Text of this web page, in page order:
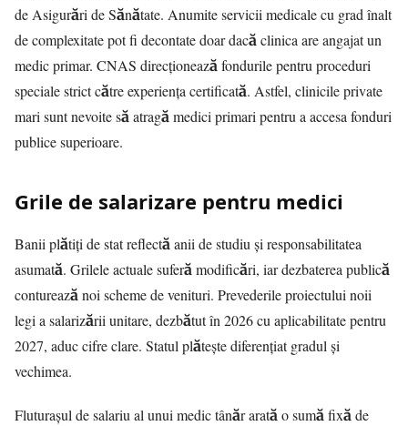
de Asigurări de Sănătate. Anumite servicii medicale cu grad înalt
de complexitate pot fi decontate doar dacă clinica are angajat un
medic primar. CNAS direcționează fondurile pentru proceduri
speciale strict către experiența certificată. Astfel, clinicile private
mari sunt nevoite să atragă medici primari pentru a accesa fonduri
publice superioare.
Grile de salarizare pentru medici
Banii plătiți de stat reflectă anii de studiu și responsabilitatea
asumată. Grilele actuale suferă modificări, iar dezbaterea publică
conturează noi scheme de venituri. Prevederile proiectului noii
legi a salarizării unitare, dezbătut în 2026 cu aplicabilitate pentru
2027, aduc cifre clare. Statul plătește diferențiat gradul și
vechimea.
Fluturașul de salariu al unui medic tânăr arată o sumă fixă de